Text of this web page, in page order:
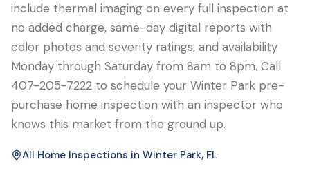
include thermal imaging on every full inspection at
no added charge, same-day digital reports with
color photos and severity ratings, and availability
Monday through Saturday from 8am to 8pm. Call
407-205-7222 to schedule your Winter Park pre-
purchase home inspection with an inspector who
knows this market from the ground up.
All Home Inspections in Winter Park, FL